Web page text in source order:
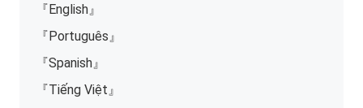
『English』
『Português』
『Spanish』
『Tiếng Việt』